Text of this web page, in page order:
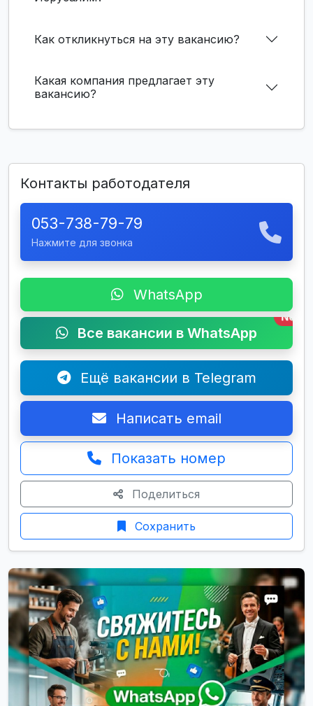
Как откликнуться на эту вакансию?
Какая компания предлагает эту
вакансию?
Контакты работодателя
053-738-79-79
Нажмите для звонка
WhatsApp
Все вакансии в WhatsApp
New
Ещё вакансии в Telegram
Написать email
Показать номер
Поделиться
Сохранить